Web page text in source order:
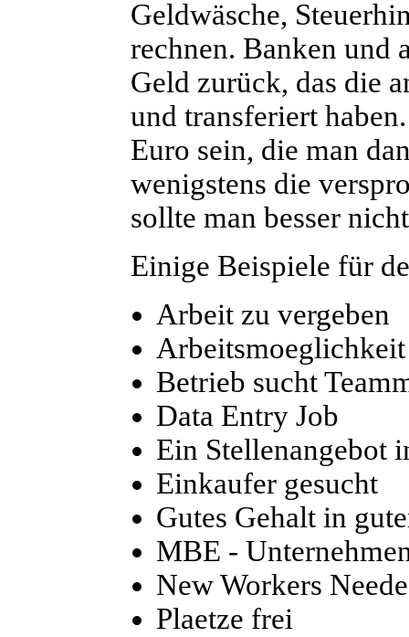
Geldwäsche,
rechnen. Banken und
Geld zurück, das die
und transferiert
Euro sein, die man
wenigstens die
sollte man besser
Einige Beispiele für
Arbeit zu vergeben
Arbeitsmoeglichkeit
Betrieb sucht
Data Entry Job
Ein Stellenangebot
Einkaufer gesucht
Gutes Gehalt in
MBE -
New Workers
Plaetze frei